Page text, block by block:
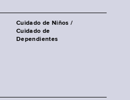
Cuidado de Niños /
Cuidado de
Dependientes